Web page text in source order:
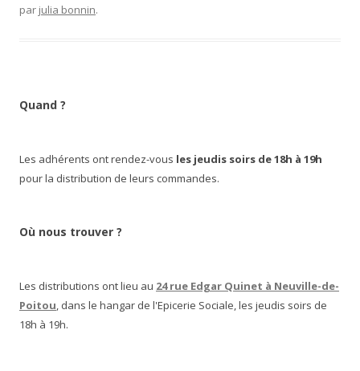
par julia bonnin.
Quand ?
Les adhérents ont rendez-vous les jeudis soirs de 18h à 19h
pour la distribution de leurs commandes.
Où nous trouver ?
Les distributions ont lieu au 24 rue Edgar Quinet à Neuville-de-
Poitou, dans le hangar de l'Epicerie Sociale, les jeudis soirs de
18h à 19h.